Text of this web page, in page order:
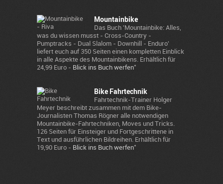
Mountainbike
Das Buch 'Mountainbike: Alles,
was du wissen musst - Cross-Country -
Pumptracks - Dual Slalom - Downhill - Enduro'
liefert euch auf 350 Seiten einen kompletten Einblick
in alle Aspekte des Mountainbikens. Erhältlich für
24,99 Euro - Blick ins Buch werfen*
Bike Fahrtechnik
Fahrtechnik-Trainer Holger
Meyer beschreibt zusammen mit dem Bike-
Journalisten Thomas Rögner alle notwendigen
Mountainbike-Fahrtechniken, Moves und Tricks.
126 Seiten für Einsteiger und Fortgeschrittene in
Text und ausführlichen Bildreihen. Erhältlich für
19,90 Euro - Blick ins Buch werfen*